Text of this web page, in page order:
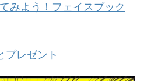
みよう！フェイスブック
プレゼント